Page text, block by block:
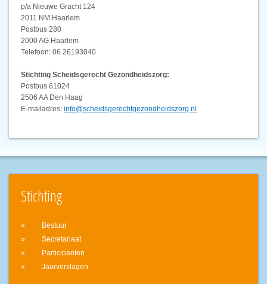
p/a Nieuwe Gracht 124
2011 NM Haarlem
Postbus 280
2000 AG Haarlem
Telefoon: 06 26193040
Stichting Scheidsgerecht Gezondheidszorg:
Postbus 61024
2506 AA Den Haag
E-mailadres: info@scheidsgerechtgezondheidszorg.nl
Stichting
Bestuur
Secretariaat
Participanten
Jaarverslagen